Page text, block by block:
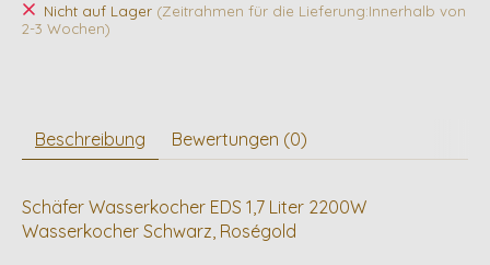
Nicht auf Lager (Zeitrahmen für die Lieferung:Innerhalb von
2-3 Wochen)
Beschreibung Bewertungen (0)
Schäfer Wasserkocher EDS 1,7 Liter 2200W
Wasserkocher Schwarz, Roségold